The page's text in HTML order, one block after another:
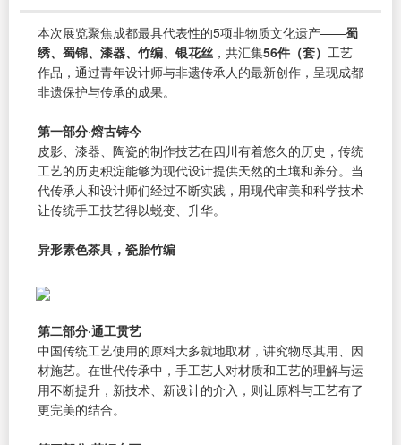
本次展览聚焦成都最具代表性的5项非物质文化遗产——蜀
绣、蜀锦、漆器、竹编、银花丝 ，共汇集56件（套） 工艺
作品，通过青年设计师与非遗传承人的最新创作，呈现成都
非遗保护与传承的成果。
第一部分·熔古铸今
皮影、漆器、陶瓷的制作技艺在四川有着悠久的历史，传统
工艺的历史积淀能够为现代设计提供天然的土壤和养分。当
代传承人和设计师们经过不断实践，用现代审美和科学技术
让传统手工技艺得以蜕变、升华。
异形素色茶具，瓷胎竹编
第二部分·通工贯艺
中国传统工艺使用的原料大多就地取材，讲究物尽其用、因
材施艺。在世代传承中，手工艺人对材质和工艺的理解与运
用不断提升，新技术、新设计的介入，则让原料与工艺有了
更完美的结合。